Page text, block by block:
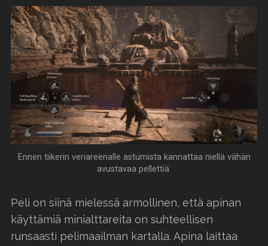
Ennen tiikerin veriareenalle astumista kannattaa niellä vähän
avustavaa pellettiä.
Peli on siinä mielessä armollinen, että apinan
käyttämiä minialttareita on suhteellisen
runsaasti pelimaailman kartalla. Apina laittaa